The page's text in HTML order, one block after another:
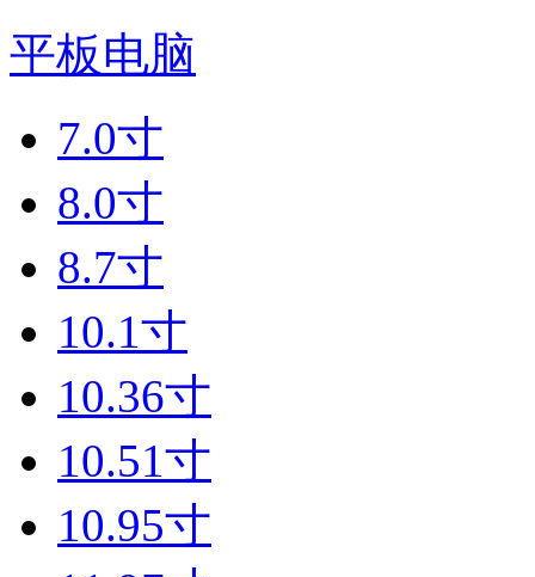
平板电脑
7.0寸
8.0寸
8.7寸
10.1寸
10.36寸
10.51寸
10.95寸